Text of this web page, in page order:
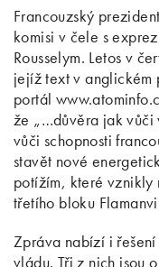
Francouzský
komisi v čele s
Rousselym. Letos v
jejíž text v anglickém
portál
že „…důvěra jak vůči
vůči schopnosti
stavět nové
potížím, které vznikly
třetího bloku
Zpráva nabízí i
vládu. Tři z nich jsou